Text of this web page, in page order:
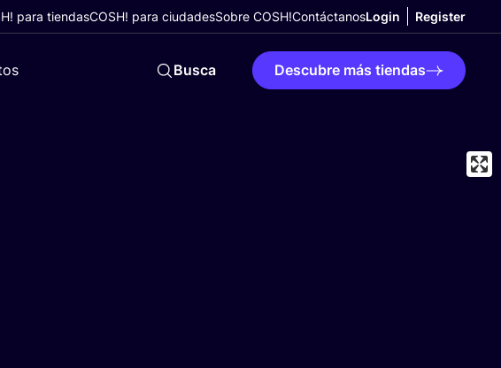
para tiendasCOSH! para ciudadesSobre COSH!ContáctanosLogin Register
Busca Descubre más tiendas